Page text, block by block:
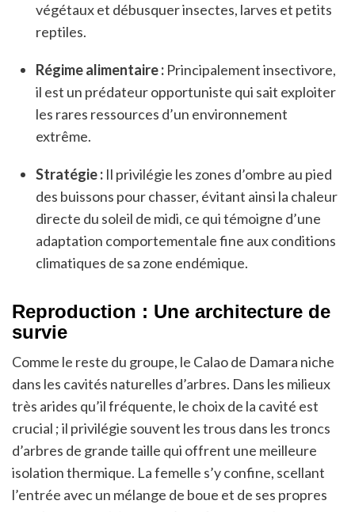
végétaux et débusquer insectes, larves et petits
reptiles.
Régime alimentaire : Principalement insectivore,
il est un prédateur opportuniste qui sait exploiter
les rares ressources d’un environnement
extrême.
Stratégie : Il privilégie les zones d’ombre au pied
des buissons pour chasser, évitant ainsi la chaleur
directe du soleil de midi, ce qui témoigne d’une
adaptation comportementale fine aux conditions
climatiques de sa zone endémique.
Reproduction : Une architecture de
survie
Comme le reste du groupe, le Calao de Damara niche
dans les cavités naturelles d’arbres. Dans les milieux
très arides qu’il fréquente, le choix de la cavité est
crucial ; il privilégie souvent les trous dans les troncs
d’arbres de grande taille qui offrent une meilleure
isolation thermique. La femelle s’y confine, scellant
l’entrée avec un mélange de boue et de ses propres